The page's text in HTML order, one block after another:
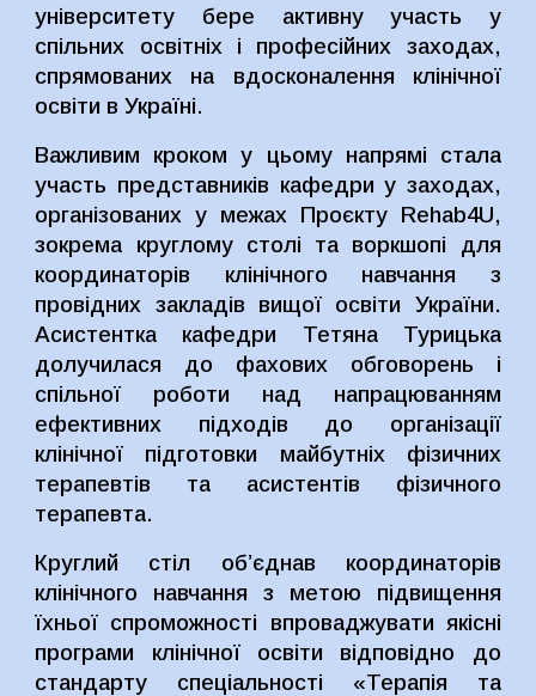
університету бере активну участь у
спільних освітніх і професійних заходах,
спрямованих на вдосконалення клінічної
освіти в Україні.
Важливим кроком у цьому напрямі стала
участь представників кафедри у заходах,
організованих у межах Проєкту Rehab4U,
зокрема круглому столі та воркшопі для
координаторів клінічного навчання з
провідних закладів вищої освіти України.
Асистентка кафедри Тетяна Турицька
долучилася до фахових обговорень і
спільної роботи над напрацюванням
ефективних підходів до організації
клінічної підготовки майбутніх фізичних
терапевтів та асистентів фізичного
терапевта.
Круглий стіл об’єднав координаторів
клінічного навчання з метою підвищення
їхньої спроможності впроваджувати якісні
програми клінічної освіти відповідно до
стандарту спеціальності «Терапія та